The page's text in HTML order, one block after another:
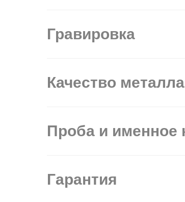
Гравировка
Качество металла
Проба и именное
Гарантия